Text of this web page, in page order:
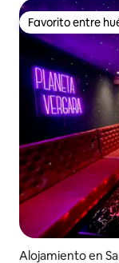
Favorito entre
Favorito entre
Alojamiento en